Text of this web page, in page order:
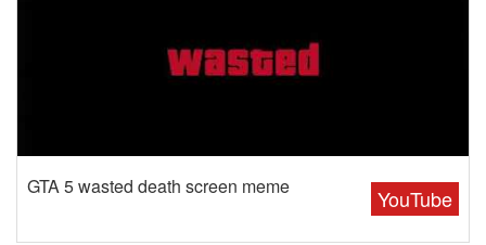
YouTube
GTA 5 wasted death screen meme